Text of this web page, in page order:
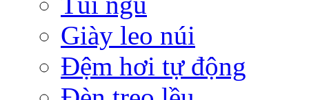
Giày leo núi
Đệm hơi tự động